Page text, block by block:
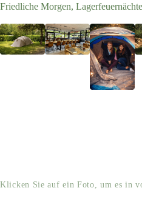
Friedliche Morgen,
Klicken Sie auf ein Foto, um es in